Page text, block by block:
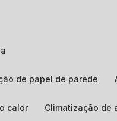
de papel de parede
calor Climatização de